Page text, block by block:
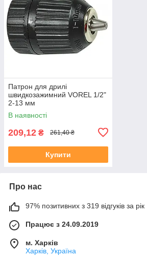
Патрон для дрилі
швидкозажимний VOREL 1/2"
2-13 мм
В наявності
209,12 ₴ 261,40 ₴
Купити
Про нас
97% позитивних з 319 відгуків за рік
Працює з 24.09.2019
м. Харків
Харків, Україна